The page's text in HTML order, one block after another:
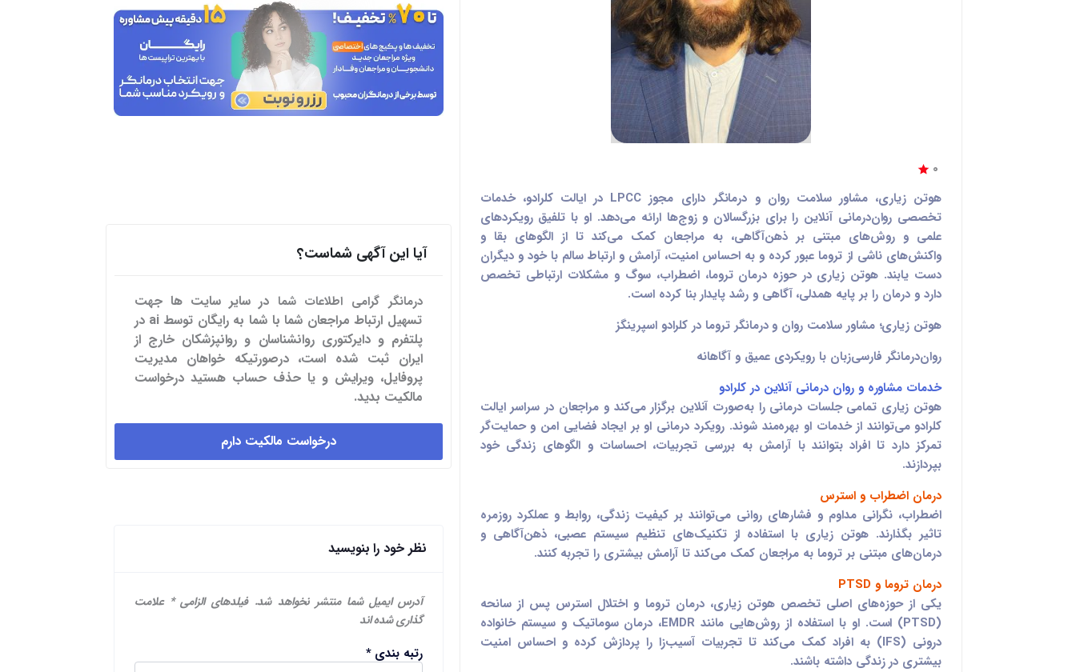
0
هوتن زیاری، مشاور سلامت روان و درمانگر دارای مجوز LPCC در ایالت کلرادو، خدمات
تخصصی روان‌درمانی آنلاین را برای بزرگسالان و زوج‌ها ارائه می‌دهد. او با تلفیق رویکردهای
علمی و روش‌های مبتنی بر ذهن‌آگاهی، به مراجعان کمک می‌کند تا از الگوهای بقا و
واکنش‌های ناشی از تروما عبور کرده و به احساس امنیت، آرامش و ارتباط سالم با خود و دیگران
دست یابند. هوتن زیاری در حوزه درمان تروما، اضطراب، سوگ و مشکلات ارتباطی تخصص
دارد و درمان را بر پایه همدلی، آگاهی و رشد پایدار بنا کرده است.
هوتن زیاری؛ مشاور سلامت روان و درمانگر تروما در کلرادو اسپرینگز
روان‌درمانگر فارسی‌زبان با رویکردی عمیق و آگاهانه
خدمات مشاوره و روان درمانی آنلاین در کلرادو
هوتن زیاری تمامی جلسات درمانی را به‌صورت آنلاین برگزار می‌کند و مراجعان در سراسر ایالت
کلرادو می‌توانند از خدمات او بهره‌مند شوند. رویکرد درمانی او بر ایجاد فضایی امن و حمایت‌گر
تمرکز دارد تا افراد بتوانند با آرامش به بررسی تجربیات، احساسات و الگوهای زندگی خود
بپردازند.
درمان اضطراب و استرس
اضطراب، نگرانی مداوم و فشارهای روانی می‌توانند بر کیفیت زندگی، روابط و عملکرد روزمره
تاثیر بگذارند. هوتن زیاری با استفاده از تکنیک‌های تنظیم سیستم عصبی، ذهن‌آگاهی و
درمان‌های مبتنی بر تروما به مراجعان کمک می‌کند تا آرامش بیشتری را تجربه کنند.
درمان تروما و PTSD
یکی از حوزه‌های اصلی تخصص هوتن زیاری، درمان تروما و اختلال استرس پس از سانحه
(PTSD) است. او با استفاده از روش‌هایی مانند EMDR، درمان سوماتیک و سیستم خانواده
درونی (IFS) به افراد کمک می‌کند تا تجربیات آسیب‌زا را پردازش کرده و احساس امنیت
بیشتری در زندگی داشته باشند.
آیا این آگهی شماست؟
درمانگر گرامی اطلاعات شما در سایر سایت ها جهت
تسهیل ارتباط مراجعان شما با شما به رایگان توسط ai در
پلتفرم و دایرکتوری روانشناسان و روانپزشکان خارج از
ایران ثبت شده است، درصورتیکه خواهان مدیریت
پروفایل، ویرایش و یا حذف حساب هستید درخواست
مالکیت بدید.
درخواست مالکیت دارم
نظر خود را بنویسید
آدرس ایمیل شما منتشر نخواهد شد. فیلدهای الزامی* علامت
گذاری شده اند
رتبه بندی*